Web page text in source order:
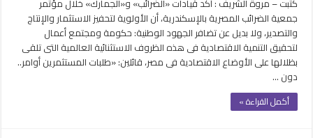
كتبت – مروة الشريف : أكد قيادات «الضرائب» و«الجمارك» خلال مؤتمر
جمعية الضرائب المصرية بالإسكندرية، أن الأولوية لتحفيز الاستثمار والإنتاج
والتصدير، ولا بديل عن تضافر الجهود الوطنية: حكومة ومجتمع أعمال
لتحقيق التنمية الاقتصادية فى هذه الظروف الاستثنائية العالمية التى تلقى
بظلالها على الأوضاع الاقتصادية فى مصر، قائلين: «طلبات المستثمرين أوامر..
دون …
أكمل القراءة »